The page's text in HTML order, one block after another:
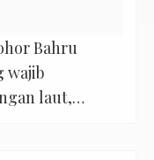
Bahru
wajib
laut,